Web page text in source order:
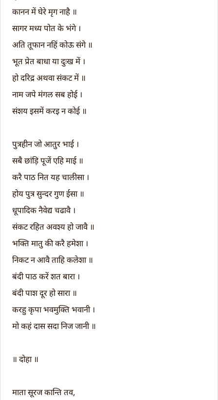
कानन में घेरे मृग नाहै ॥
सागर मध्य पोत के भंगे ।
अति तूफान नहिं कोऊ संगे ॥
भूत प्रेत बाधा या दुःख में ।
हो दरिद्र अथवा संकट में ॥
नाम जपे मंगल सब होई ।
संशय इसमें करइ न कोई ॥
पुत्रहीन जो आतुर भाई ।
सबै छांड़ि पूजें एहि माई ॥
करै पाठ नित यह चालीसा ।
होय पुत्र सुन्दर गुण ईसा ॥
धूपादिक नैवेद्य चढावै ।
संकट रहित अवश्य हो जावै ॥
भक्ति मातु की करै हमेशा ।
निकट न आवै ताहि कलेशा ॥
बंदी पाठ करें शत बारा ।
बंदी पाश दूर हो सारा ॥
करहु कृपा भवमुक्ति भवानी ।
मो कहं दास सदा निज जानी ॥
॥ दोहा ॥
माता सूरज कान्ति तव,